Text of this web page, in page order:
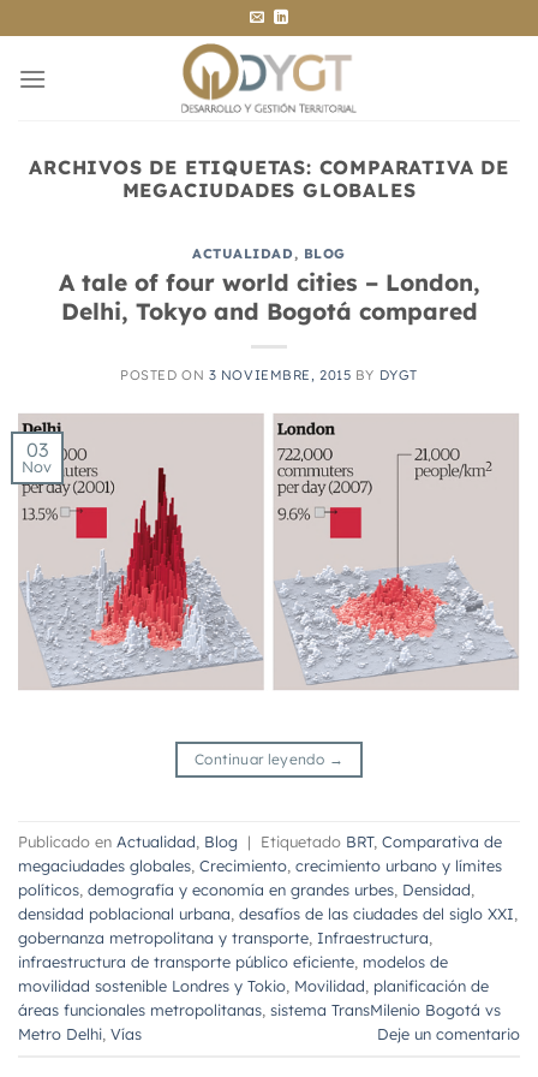
al
contenido
ARCHIVOS DE ETIQUETAS: COMPARATIVA DE
MEGACIUDADES GLOBALES
ACTUALIDAD, BLOG
A tale of four world cities – London,
Delhi, Tokyo and Bogotá compared
POSTED ON 3 NOVIEMBRE, 2015 BY DYGT
03
Nov
Continuar leyendo →
Publicado en Actualidad Blog | Etiquetado BRT, Comparativa de
megaciudades globales Crecimiento crecimiento urbano y límites
políticos demografía y economía en grandes urbes Densidad
densidad poblacional urbana desafíos de las ciudades del siglo XXI
gobernanza metropolitana y transporte Infraestructura
infraestructura de transporte público eficiente modelos de
movilidad sostenible Londres y Tokio Movilidad planificación de
áreas funcionales metropolitanas sistema TransMilenio Bogotá vs
Metro Delhi Vías Deje un comentario